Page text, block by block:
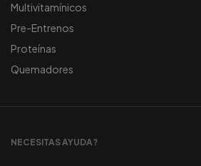
Multivitamínicos
Pre-Entrenos
Proteínas
Quemadores
NECESITAS AYUDA?